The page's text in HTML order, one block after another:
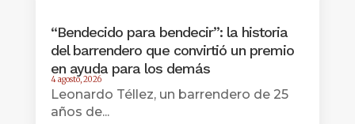
“Bendecido para bendecir”: la historia
del barrendero que convirtió un premio
en ayuda para los demás
4 agosto, 2026
Leonardo Téllez, un barrendero de 25
años de...